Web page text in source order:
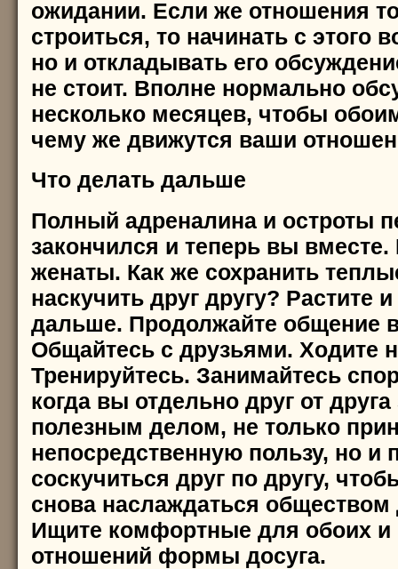
ожидании. Если же отношения
строиться, то начинать с этого
но и откладывать его
не стоит. Вполне нормально
несколько месяцев, чтобы
чему же движутся ваши
Что делать дальше
Полный адреналина и остроты
закончился и теперь вы
женаты. Как же сохранить
наскучить друг другу? Растите
дальше. Продолжайте общение
Общайтесь с друзьями. Ходите
Тренируйтесь. Занимайтесь
когда вы отдельно друг от
полезным делом, не только
непосредственную пользу, но и
соскучиться друг по другу,
снова наслаждаться обществом
Ищите комфортные для обоих и
отношений формы досуга.